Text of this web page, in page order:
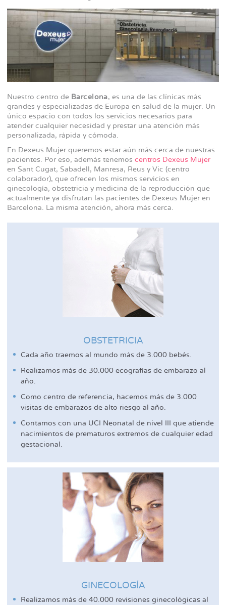
Nuestro centro de Barcelona, es una de las clínicas más
grandes y especializadas de Europa en salud de la mujer. Un
único espacio con todos los servicios necesarios para
atender cualquier necesidad y prestar una atención más
personalizada, rápida y cómoda.
En Dexeus Mujer queremos estar aún más cerca de nuestras
pacientes. Por eso, además tenemos centros Dexeus Mujer
en Sant Cugat, Sabadell, Manresa, Reus y Vic (centro
colaborador), que ofrecen los mismos servicios en
ginecología, obstetricia y medicina de la reproducción que
actualmente ya disfrutan las pacientes de Dexeus Mujer en
Barcelona. La misma atención, ahora más cerca.
OBSTETRICIA
Cada año traemos al mundo más de 3.000 bebés.
Realizamos más de 30.000 ecografías de embarazo al
año.
Como centro de referencia, hacemos más de 3.000
visitas de embarazos de alto riesgo al año.
Contamos con una UCI Neonatal de nivel III que atiende
nacimientos de prematuros extremos de cualquier edad
gestacional.
GINECOLOGÍA
Realizamos más de 40.000 revisiones ginecológicas al